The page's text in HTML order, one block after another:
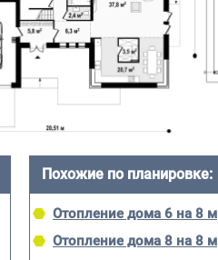
Похожие по планировке:
Отопление дома 6 на 8 м
Отопление дома 8 на 8 м